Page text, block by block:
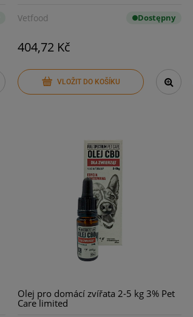
Vetfood Dostępny
404,72 Kč
VLOŽIT DO KOŠÍKU
Olej pro domácí zvířata 2-5 kg 3% Pet
Care limited